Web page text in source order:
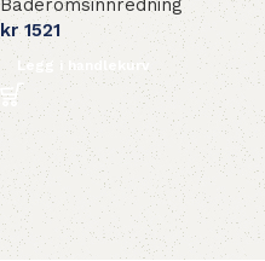
Baderomsinnredning
kr1521
Legg i handlekurv